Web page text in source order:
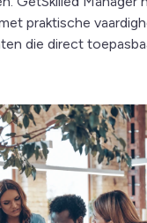
praktische
die direct